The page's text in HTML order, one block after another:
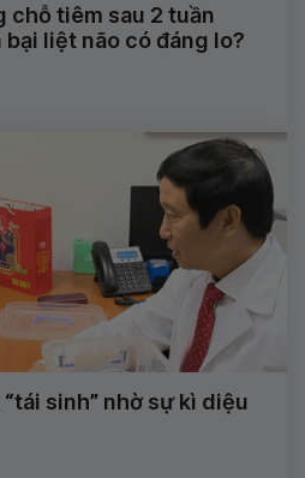
chỗ tiêm sau 2 tuần
liệt não có đáng lo?
sinh” nhờ sự kì diệu